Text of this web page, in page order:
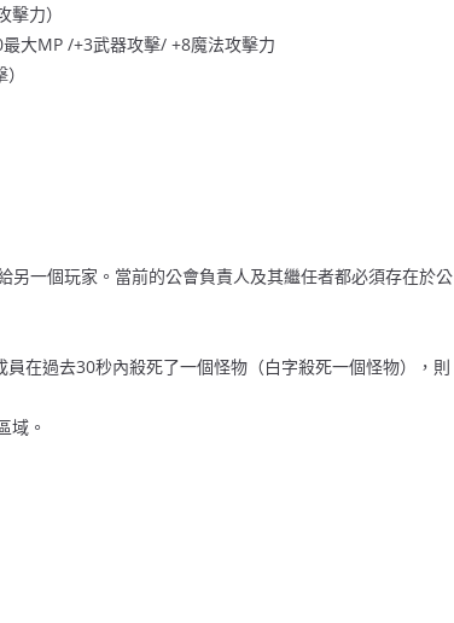
力）
大MP /+3武器攻擊/ +8魔法攻擊力
一個玩家。當前的公會負責人及其繼任者都必須存在於公
在過去30秒內殺死了一個怪物（白字殺死一個怪物），則
域。